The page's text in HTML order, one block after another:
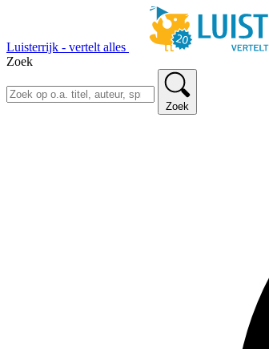
Luisterrijk - vertelt alles
Zoek
Zoek